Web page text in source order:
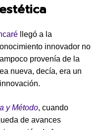
llegó a la
innovador no
provenía de la
nueva, decía, era un
y Método, cuando
de avances